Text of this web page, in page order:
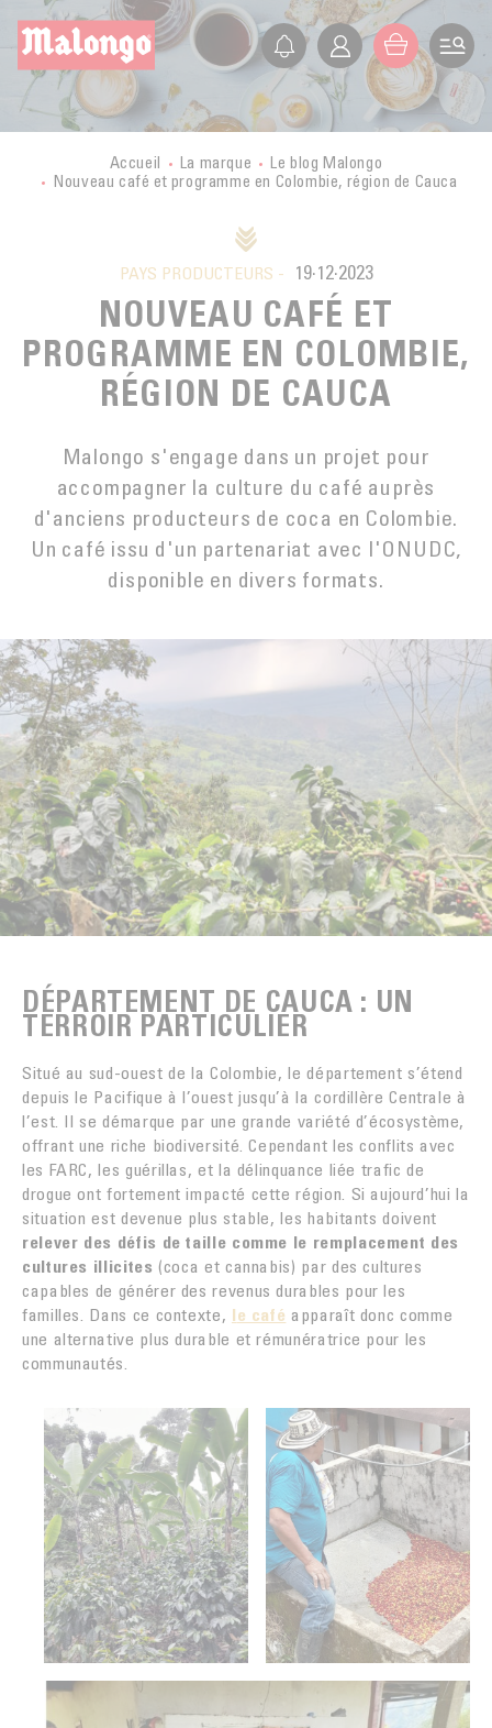
FR EN ES IT
LA SOCIÉTÉ
PRÉSENTATION
HISTOIRE
MALONGO AUJOURD’HUI
LES PETITS PRODUCTEURS
CONGO
CUBA
GUATEMALA
LAOS
MEXIQUE
MYANMAR
NOUVELLE-CALÉDONIE
MALONGO & LES PETITS PRODUCTEURS
COMMERCE ÉQUITABLE
AGRICULTURE BIOLOGIQUE
DÉVELOPPEMENT DURABLE
CULTURE DU CAFÉ
LA TORRÉFACTION DU CAFÉ
INNOVATION
EMBALLAGE CARTON DOSES
LA PREUVE PAR LE GOÛT
CAFÉ
SECTEURS D’ACTIVITÉ
BOUTIQUE EN LIGNE
EXPORT
SAV
FORMATION
NOS MODULES DE FORMATION
L’ÉCOLE DU CAFÉ
FONDATION
LE BLOG
ACHETER
Accueil La marque
Le blog Malongo
Nouveau café et programme en Colombie, région de Cauca
PAYS PRODUCTEURS - 19·12·2023
NOUVEAU CAFÉ ET
PROGRAMME EN COLOMBIE,
RÉGION DE CAUCA
Malongo s'engage dans un projet pour
accompagner la culture du café auprès
d'anciens producteurs de coca en Colombie.
Un café issu d'un partenariat avec l'ONUDC,
disponible en divers formats.
DÉPARTEMENT DE CAUCA : UN
TERROIR PARTICULIER
Situé au sud-ouest de la Colombie, le département s’étend
depuis le Pacifique à l’ouest jusqu’à la cordillère Centrale à
l’est. Il se démarque par une grande variété d’écosystème,
offrant une riche biodiversité. Cependant les conflits avec
les FARC, les guérillas, et la délinquance liée trafic de
drogue ont fortement impacté cette région. Si aujourd’hui la
situation est devenue plus stable, les habitants doivent
relever des défis de taille comme le remplacement des
cultures illicites (coca et cannabis) par des cultures
capables de générer des revenus durables pour les
familles. Dans ce contexte, le café apparaît donc comme
une alternative plus durable et rémunératrice pour les
communautés.